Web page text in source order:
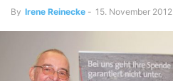
By Irene Reinecke - 15. November 2012